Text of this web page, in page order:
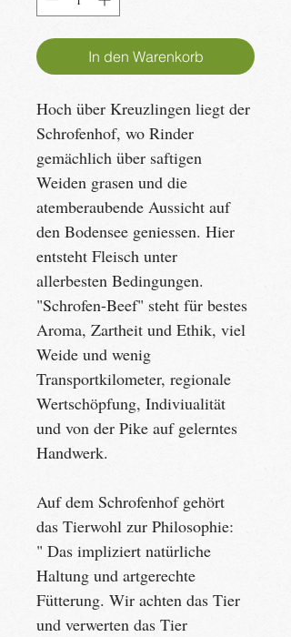
In den Warenkorb
Hoch über Kreuzlingen liegt der
Schrofenhof, wo Rinder
gemächlich über saftigen
Weiden grasen und die
atemberaubende Aussicht auf
den Bodensee geniessen. Hier
entsteht Fleisch unter
allerbesten Bedingungen.
"Schrofen-Beef" steht für bestes
Aroma, Zartheit und Ethik, viel
Weide und wenig
Transportkilometer, regionale
Wertschöpfung, Indiviualität
und von der Pike auf gelerntes
Handwerk.
Auf dem Schrofenhof gehört
das Tierwohl zur Philosophie:
" Das impliziert natürliche
Haltung und artgerechte
Fütterung. Wir achten das Tier
und verwerten das Tier